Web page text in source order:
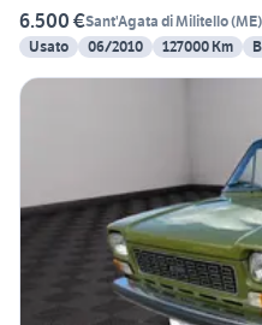
6.500 €Sant'Agata di Militello(ME)
Usato
06/2010 127000 Km